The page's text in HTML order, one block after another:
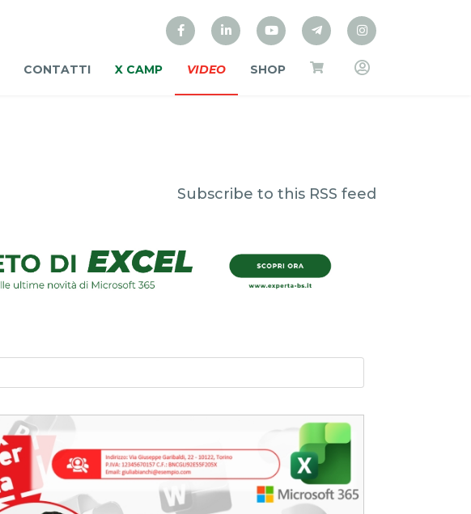
CONTATTI X CAMP VIDEO SHOP
Subscribe to this RSS feed